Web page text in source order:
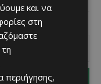
και να
στη
περιήγησης,